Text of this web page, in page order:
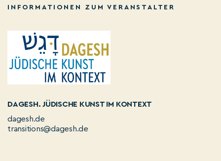
INFORMATIONEN ZUM VERANSTALTER
DAGESH. JÜDISCHE KUNST IM KONTEXT
dagesh.de
transitions@dagesh.de